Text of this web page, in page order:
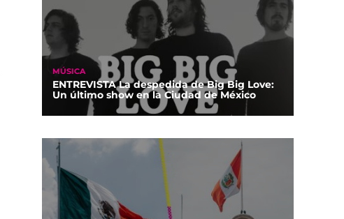
MÚSICA
ENTREVISTA La despedida de Big Big Love:
Un último show en la Ciudad de México